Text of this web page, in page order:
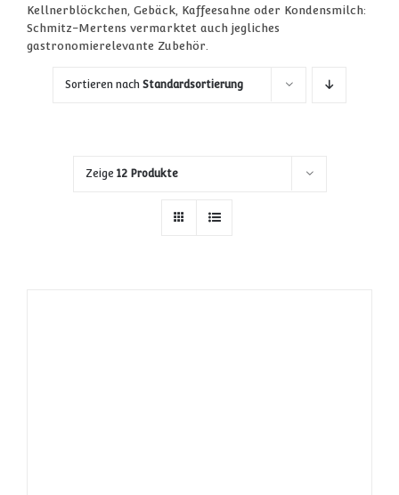
Kellnerblöckchen, Gebäck, Kaffeesahne oder Kondensmilch:
Schmitz-Mertens vermarktet auch jegliches
gastronomierelevante Zubehör.
Sortieren nach Standardsortierung
Zeige 12 Produkte